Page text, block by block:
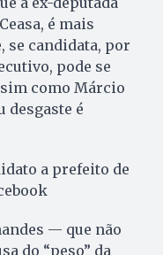
é mais
se candidata, por
pode se
como Márcio
desgaste é
a prefeito de
— que não
do “peso” da